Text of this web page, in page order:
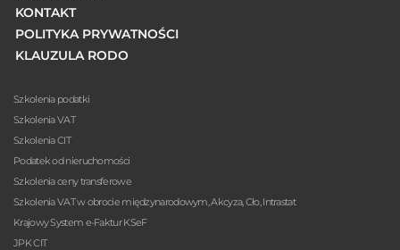
KONTAKT
POLITYKA PRYWATNOŚCI
KLAUZULA RODO
Szkolenia podatki
Szkolenia VAT
Szkolenia CIT
Podatek od nieruchomości
Szkolenia ceny transferowe
Szkolenia VAT w obrocie międzynarodowym, Akcyza, Cło, Intrastat
Krajowy System e-Faktur KSeF
JPK CIT